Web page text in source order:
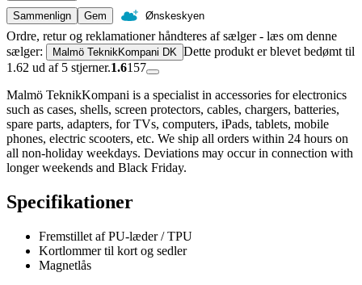
Sammenlign
Gem Ønskeskyen
Ordre, retur og reklamationer håndteres af sælger - læs om denne
sælger:
Malmö TeknikKompani DK Dette produkt er blevet bedømt til
1.62 ud af 5 stjerner.1.6157
Malmö TeknikKompani is a specialist in accessories for electronics
such as cases, shells, screen protectors, cables, chargers, batteries,
spare parts, adapters, for TVs, computers, iPads, tablets, mobile
phones, electric scooters, etc. We ship all orders within 24 hours on
all non-holiday weekdays. Deviations may occur in connection with
longer weekends and Black Friday.
Specifikationer
Fremstillet af PU-læder / TPU
Kortlommer til kort og sedler
Magnetlås